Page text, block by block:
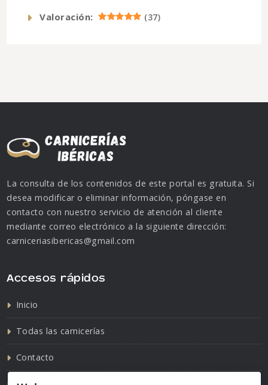
Valoración: (37)
La consulta de los contenidos de este portal es gratuita. Si
desea modificar o eliminar información, póngase en
contacto con nuestro servicio de atención al cliente
mediante correo electrónico a la siguiente dirección:
carniceriasibericas@gmail.com
Accesos rápidos
Inicio
Todas las carnicerías
Contacto